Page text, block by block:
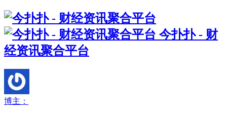
今扑扑 - 财
经资讯聚合平台
博主：